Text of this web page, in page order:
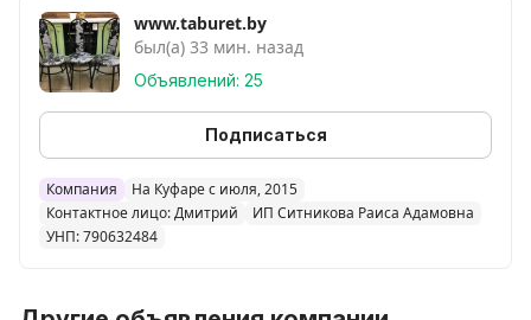
заказе, подберем самый выгодный тариф).
Еще больше живых фото, вариантов расцветок и
моделей смотрите на нашем
сайте: www.taburet.by
Новый комплект: обеденный стол на хромированных
опорах и 4 стула. Лдсп Egger.
Стоимость комплекта стол и 4 стула:
- стол 90х60см и 4 стула - 350 рублей,
www.taburet.by
был(а) 33 мин. назад
Объявлений: 25
Подписаться
Компания
На Куфаре с июля, 2015
Контактное лицо: Дмитрий
ИП Ситникова Раиса Адамовна
УНП: 790632484